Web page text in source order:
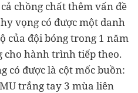
chồng chất thêm vấn đề
vọng có được một danh
của đội bóng trong 1 năm
cho hành trình tiếp theo.
có được là cột mốc buồn:
trắng tay 3 mùa liên